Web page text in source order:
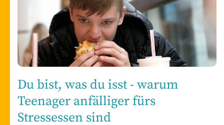
Du bist, was du isst - warum
Teenager anfälliger fürs
Stressessen sind